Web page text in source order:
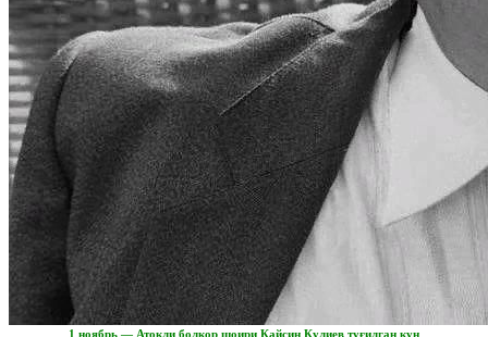
1 ноябрь — Атоқли болқор шоири Қайсин Қулиев туғилган кун